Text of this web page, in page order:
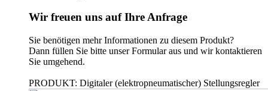
Wir freuen uns auf Ihre Anfrage
Sie benötigen mehr Informationen zu diesem Produkt?
Dann füllen Sie bitte unser Formular aus und wir kontaktieren
Sie umgehend.
PRODUKT: Digitaler (elektropneumatischer) Stellungsregler